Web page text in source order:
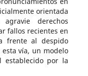
orientada
derechos
fallos recientes en
frente al despido
vía, un modelo
establecido por la